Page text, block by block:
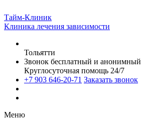
Тайм-Клиник
Клиника лечения зависимости
Тольятти
Звонок бесплатный и анонимный
Круглосуточная помощь 24/7
+7 903 646-20-71 Заказать звонок
Меню